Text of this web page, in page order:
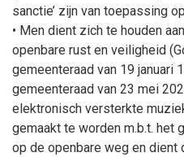
sanctie’ zijn van toepassing
• Men dient zich te houden
openbare rust en veiligheid
gemeenteraad van 19 januari
gemeenteraad van 23 mei
elektronisch versterkte
gemaakt te worden m.b.t. het
op de openbare weg en